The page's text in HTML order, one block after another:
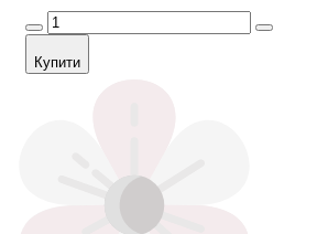
Купити